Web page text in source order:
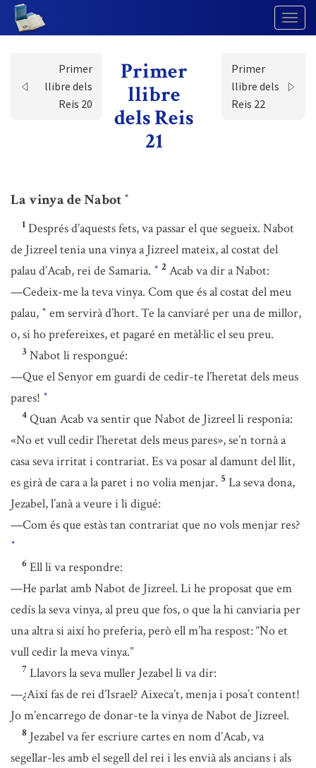
Primer
llibre dels
Reis 20
Primer
llibre
dels Reis
21
Primer
llibre dels
Reis 22
La vinya de Nabot *
1 Després d’aquests fets, va passar el que segueix. Nabot
de Jizreel tenia una vinya a Jizreel mateix, al costat del
palau d’Acab, rei de Samaria. * 2 Acab va dir a Nabot:
—Cedeix-me la teva vinya. Com que és al costat del meu
palau, * em servirà d’hort. Te la canviaré per una de millor,
o, si ho prefereixes, et pagaré en metàl·lic el seu preu.
3 Nabot li respongué:
—Que el Senyor em guardi de cedir-te l’heretat dels meus
pares! *
4 Quan Acab va sentir que Nabot de Jizreel li responia:
«No et vull cedir l’heretat dels meus pares», se’n tornà a
casa seva irritat i contrariat. Es va posar al damunt del llit,
es girà de cara a la paret i no volia menjar. 5 La seva dona,
Jezabel, l’anà a veure i li digué:
—Com és que estàs tan contrariat que no vols menjar res?
*
6 Ell li va respondre:
—He parlat amb Nabot de Jizreel. Li he proposat que em
cedís la seva vinya, al preu que fos, o que la hi canviaria per
una altra si així ho preferia, però ell m’ha respost: “No et
vull cedir la meva vinya.”
7 Llavors la seva muller Jezabel li va dir:
—¿Així fas de rei d’Israel? Aixeca’t, menja i posa’t content!
Jo m’encarrego de donar-te la vinya de Nabot de Jizreel.
8 Jezabel va fer escriure cartes en nom d’Acab, va
segellar-les amb el segell del rei i les envià als ancians i als